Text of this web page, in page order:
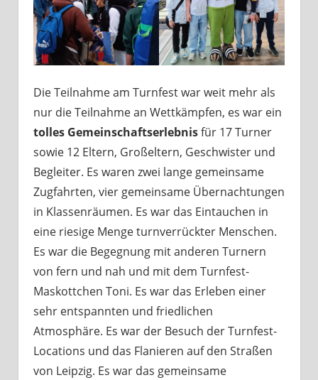
Die Teilnahme am Turnfest war weit mehr als
nur die Teilnahme an Wettkämpfen, es war ein
tolles Gemeinschaftserlebnisfür 17 Turner
sowie 12 Eltern, Großeltern, Geschwister und
Begleiter. Es waren zwei lange gemeinsame
Zugfahrten, vier gemeinsame Übernachtungen
in Klassenräumen. Es war das Eintauchen in
eine riesige Menge turnverrückter Menschen.
Es war die Begegnung mit anderen Turnern
von fern und nah und mit dem Turnfest-
Maskottchen Toni. Es war das Erleben einer
sehr entspannten und friedlichen
Atmosphäre. Es war der Besuch der Turnfest-
Locations und das Flanieren auf den Straßen
von Leipzig. Es war das gemeinsame